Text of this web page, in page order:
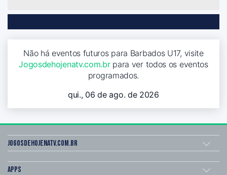
Não há eventos futuros para Barbados U17, visite
Jogosdehojenatv.com.brpara ver todos os eventos
programados.
qui., 06 de ago. de 2026
Jogosdehojenatv.com.br
Apps